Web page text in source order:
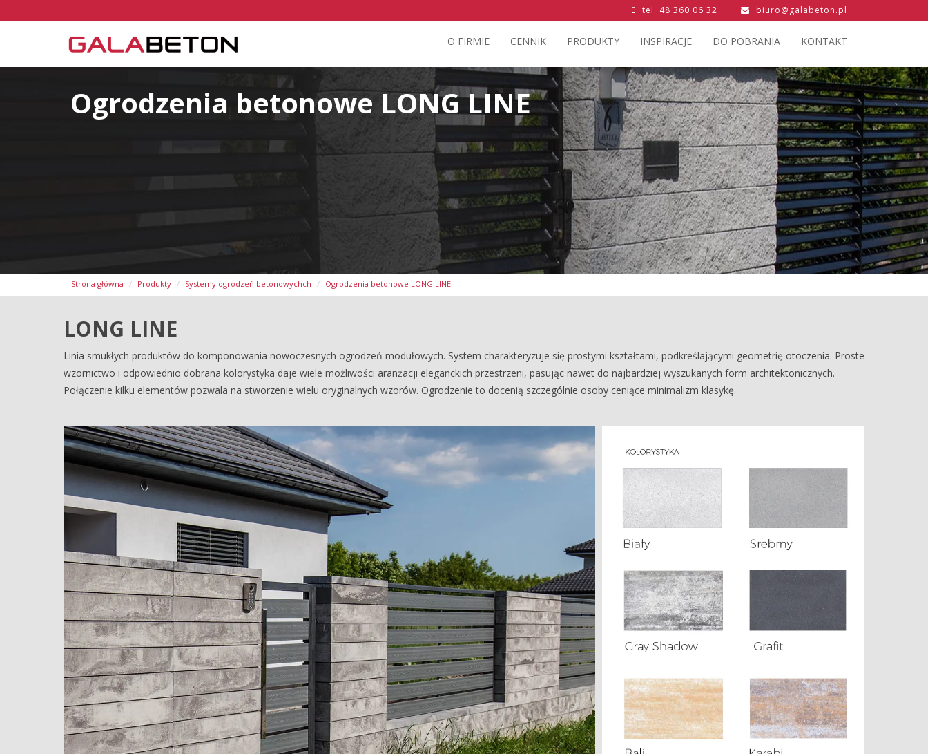
tel. 48 360 06 32 biuro@galabeton.pl
O FIRMIE CENNIK PRODUKTY INSPIRACJE DO POBRANIA KONTAKT
Ogrodzenia betonowe LONG LINE
Strona główna Produkty Systemy ogrodzeń betonowychch Ogrodzenia betonowe LONG LINE
LONG LINE
Linia smukłych produktów do komponowania nowoczesnych ogrodzeń modułowych. System charakteryzuje się prostymi kształtami, podkreślającymi geometrię otoczenia. Proste
wzornictwo i odpowiednio dobrana kolorystyka daje wiele możliwości aranżacji eleganckich przestrzeni, pasując nawet do najbardziej wyszukanych form architektonicznych.
Połączenie kilku elementów pozwala na stworzenie wielu oryginalnych wzorów. Ogrodzenie to docenią szczególnie osoby ceniące minimalizm klasykę.